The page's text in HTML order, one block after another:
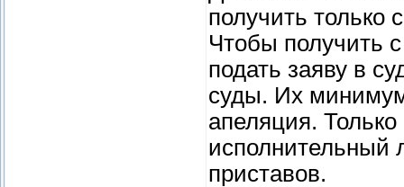
получить только
Чтобы получить
подать заяву в
суды. Их
апеляция.
исполнительный
приставов.